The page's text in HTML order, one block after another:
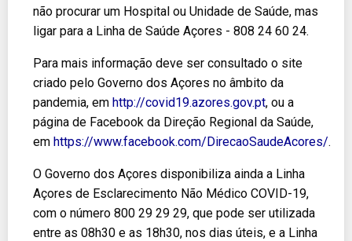
não procurar um Hospital ou Unidade de Saúde, mas
ligar para a Linha de Saúde Açores - 808 24 60 24.
Para mais informação deve ser consultado o site
criado pelo Governo dos Açores no âmbito da
pandemia, em http://covid19.azores.gov.pt, ou a
página de Facebook da Direção Regional da Saúde,
em https://www.facebook.com/DirecaoSaudeAcores/.
O Governo dos Açores disponibiliza ainda a Linha
Açores de Esclarecimento Não Médico COVID-19,
com o número 800 29 29 29, que pode ser utilizada
entre as 08h30 e as 18h30, nos dias úteis, e a Linha